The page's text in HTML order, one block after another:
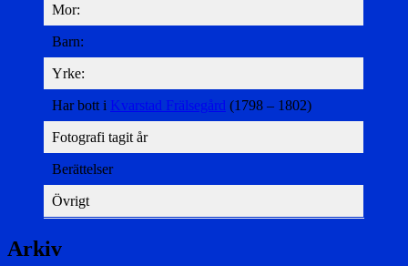
Mor:
Barn:
Yrke:
Har bott i Kvarstad Frälsegård (1798 – 1802)
Fotografi tagit år
Berättelser
Övrigt
Arkiv